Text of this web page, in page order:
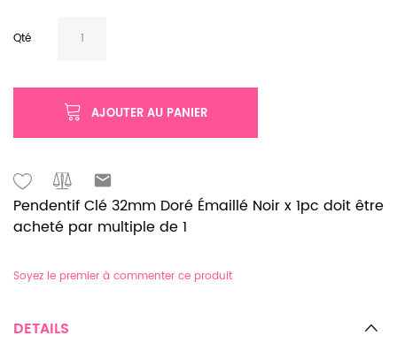
Qté
AJOUTER AU PANIER
Pendentif Clé 32mm Doré Émaillé Noir x 1pc doit être
acheté par multiple de 1
Soyez le premier à commenter ce produit
DETAILS